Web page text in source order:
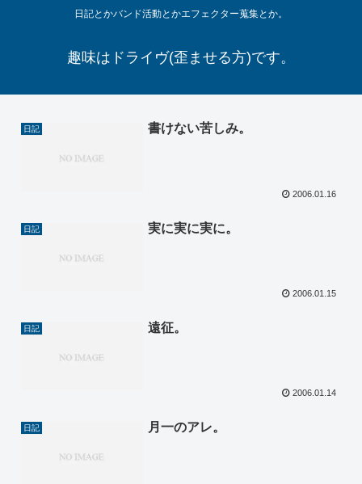
日記とかバンド活動とかエフェクター蒐集とか。
趣味はドライヴ(歪ませる方)です。
日記 書けない苦しみ。
2006.01.16
日記 実に実に実に。
2006.01.15
日記 遠征。
2006.01.14
日記 月一のアレ。